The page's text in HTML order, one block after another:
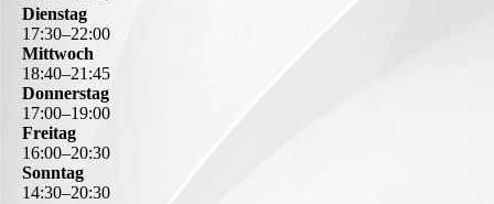
Dienstag
17:30–22:00
Mittwoch
18:40–21 :45
Donnerstag
17:00–19:00
Freitag
16:00–20:30
Sonntag
14:30–20:30